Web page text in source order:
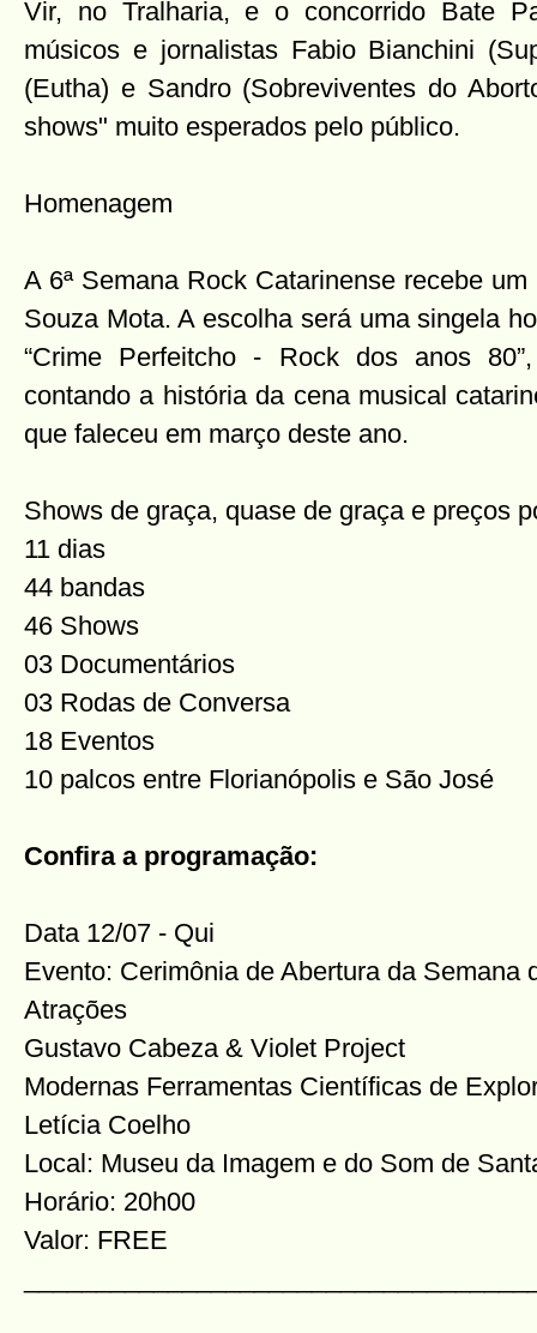
Vir, no Tralharia, e o concorrido Bate
músicos e jornalistas Fabio Bianchini
(Eutha) e Sandro (Sobreviventes do
shows" muito esperados pelo público.
Homenagem
A 6ª Semana Rock Catarinense recebe
Souza Mota. A escolha será uma singela
“Crime Perfeitcho - Rock dos anos
contando a história da cena musical
que faleceu em março deste ano.
Shows de graça, quase de graça e preços
11 dias
44 bandas
46 Shows
03 Documentários
03 Rodas de Conversa
18 Eventos
10 palcos entre Florianópolis e São José
Confira a programação:
Data 12/07 - Qui
Evento: Cerimônia de Abertura da Semana
Atrações
Gustavo Cabeza & Violet Project
Modernas Ferramentas Científicas de
Letícia Coelho
Local: Museu da Imagem e do Som de
Horário: 20h00
Valor: FREE